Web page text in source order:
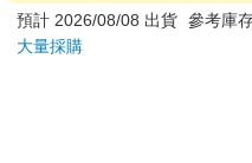
日）。
辦理退換貨時，商品（組